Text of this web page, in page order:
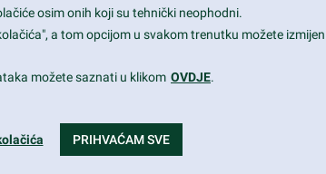
osim onih koji su tehnički neophodni.
a tom opcijom u svakom trenutku možete
možete saznati u klikom OVDJE.
PRIHVAĆAM SVE